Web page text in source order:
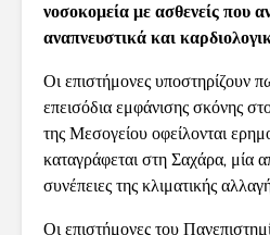
νοσοκομεία με ασθενείς που
αναπνευστικά και
Οι επιστήμονες υποστηρίζουν
επεισόδια εμφάνισης σκόνης
της Μεσογείου οφείλονται
καταγράφεται στη Σαχάρα, μία
συνέπειες της κλιματικής
Οι επιστήμονες του